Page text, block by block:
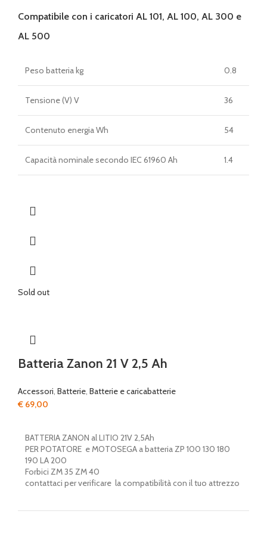
Compatibile con i caricatori AL 101, AL 100, AL 300 e
AL 500
Peso batteria kg 0.8
Tensione (V) V 36
Contenuto energia Wh 54
Capacità nominale secondo IEC 61960 Ah 1.4
Sold out
Batteria Zanon 21 V 2,5 Ah
Accessori, Batterie, Batterie e caricabatterie
€ 69,00
BATTERIA ZANON al LITIO 21V 2,5Ah
PER POTATORE e MOTOSEGA a batteria ZP 100 130 180
190 LA 200
Forbici ZM 35 ZM 40
contattaci per verificare la compatibilità con il tuo attrezzo